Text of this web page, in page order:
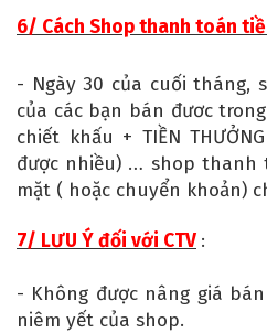
6/ Cách Shop thanh toán
- Ngày 30 của cuối tháng,
của các bạn bán đươc
chiết khấu + TIỀN
được nhiều) … shop thanh
mặt ( hoặc chuyển khoản)
7/ LƯU Ý đối với CTV :
- Không được nâng giá
niêm yết của shop.